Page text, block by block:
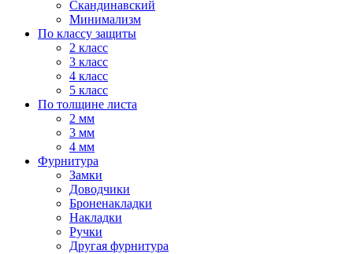
Скандинавский
Минимализм
По классу защиты
2 класс
3 класс
4 класс
5 класс
По толщине листа
2 мм
3 мм
4 мм
Фурнитура
Замки
Доводчики
Броненакладки
Накладки
Ручки
Другая фурнитура